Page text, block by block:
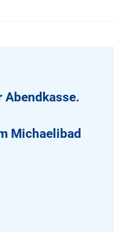
Abendkasse.
Michaelibad